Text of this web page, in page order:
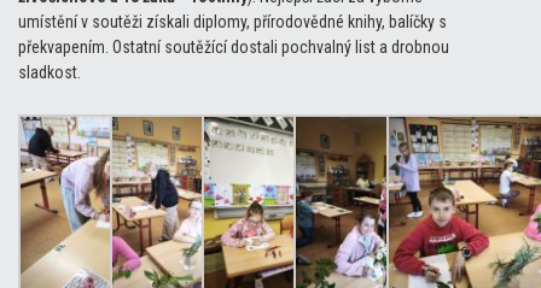
umístění v soutěži získali diplomy, přírodovědné knihy, balíčky s
překvapením. Ostatní soutěžící dostali pochvalný list a drobnou
sladkost.